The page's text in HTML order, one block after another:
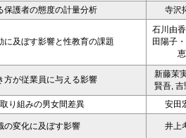
保護者の態度の計量分析 寺沢
に及ぼす影響と性教育の課題
石川由
田陽子
恵
方が従業員に与える影響
新藤茉
賢吾, 吉
り組みの男女間差異
安田
の変化に及ぼす影響 井上